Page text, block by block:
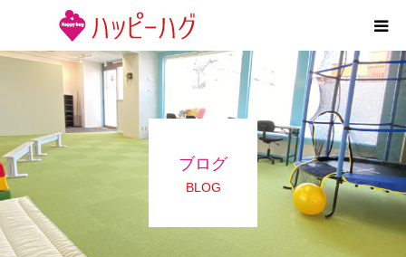
ブログ
BLOG
2つの特徴
5領域支援とお約束
施設紹介